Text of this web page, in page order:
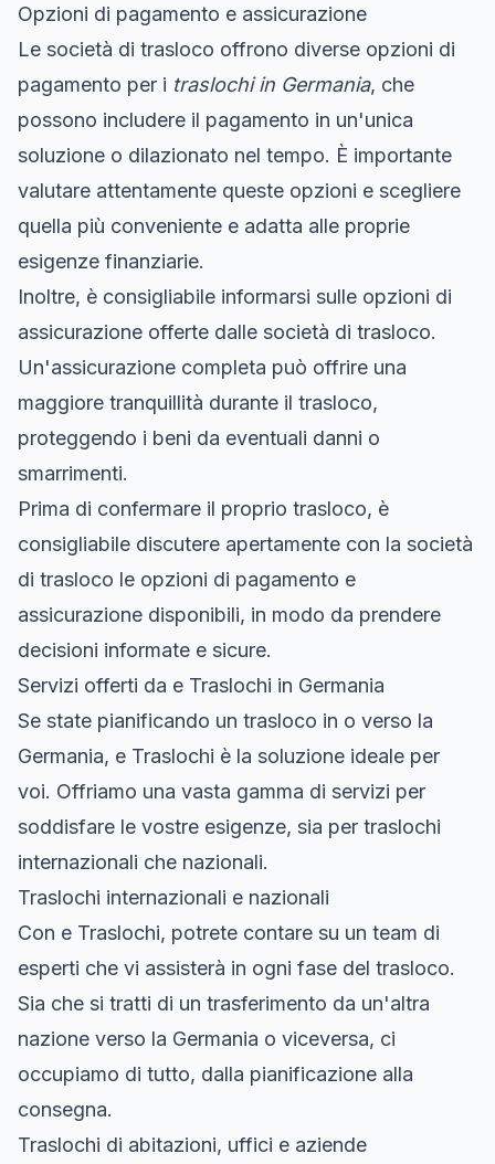
Opzioni di pagamento e assicurazione
Le società di trasloco offrono diverse opzioni di
pagamento per i traslochi in Germania, che
possono includere il pagamento in un'unica
soluzione o dilazionato nel tempo. È importante
valutare attentamente queste opzioni e scegliere
quella più conveniente e adatta alle proprie
esigenze finanziarie.
Inoltre, è consigliabile informarsi sulle opzioni di
assicurazione offerte dalle società di trasloco.
Un'assicurazione completa può offrire una
maggiore tranquillità durante il trasloco,
proteggendo i beni da eventuali danni o
smarrimenti.
Prima di confermare il proprio trasloco, è
consigliabile discutere apertamente con la società
di trasloco le opzioni di pagamento e
assicurazione disponibili, in modo da prendere
decisioni informate e sicure.
Servizi offerti da e Traslochi in Germania
Se state pianificando un trasloco in o verso la
Germania, e Traslochi è la soluzione ideale per
voi. Offriamo una vasta gamma di servizi per
soddisfare le vostre esigenze, sia per traslochi
internazionali che nazionali.
Traslochi internazionali e nazionali
Con e Traslochi, potrete contare su un team di
esperti che vi assisterà in ogni fase del trasloco.
Sia che si tratti di un trasferimento da un'altra
nazione verso la Germania o viceversa, ci
occupiamo di tutto, dalla pianificazione alla
consegna.
Traslochi di abitazioni, uffici e aziende